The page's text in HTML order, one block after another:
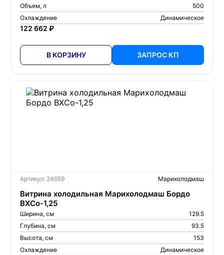
Объем, л
500
Охлаждение
Динамическое
122 662 ₽
В КОРЗИНУ ЗАПРОС КП
Артикул: 24659 Марихолодмаш
Витрина холодильная Марихолодмаш Бордо
ВХСо-1,25
Ширина, см
129.5
Глубина, см
93.5
Высота, см
153
Охлаждение
Динамическое